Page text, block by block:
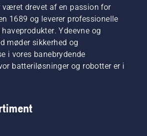
været drevet af en passion for
1689 og leverer professionelle
Ydeevne og
møder sikkerhed og
i vores banebrydende
batteriløsninger og robotter er i